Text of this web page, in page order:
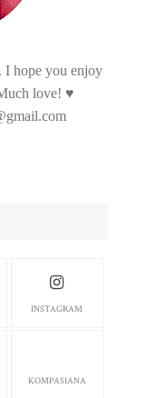
I hope you enjoy
love! ♥
INSTAGRAM
KOMPASIANA